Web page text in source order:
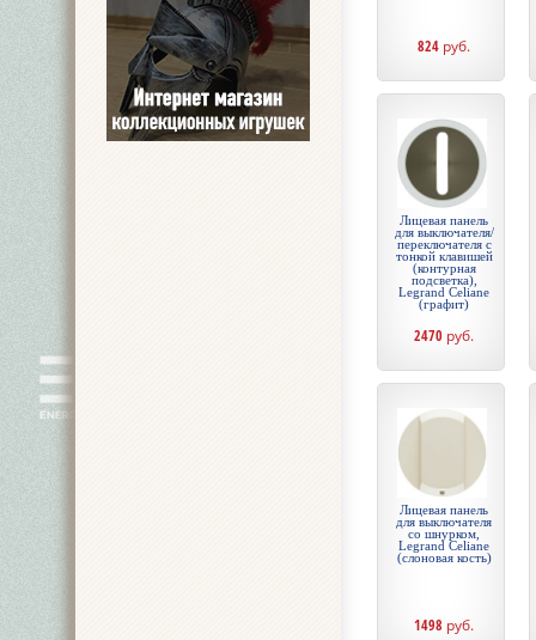
824 руб.
Лицевая панель
для выключателя/
переключателя с
тонкой клавишей
(контурная
подсветка),
Legrand Celiane
(графит)
2470 руб.
Лицевая панель
для выключателя
со шнурком,
Legrand Celiane
(слоновая кость)
1498 руб.